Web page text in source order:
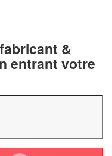
&
entrant votre